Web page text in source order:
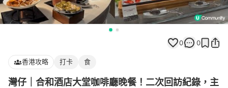
0 0
香港攻略 打卡 食
灣仔｜合和酒店大堂咖啡廳晚餐！二次回訪紀錄，主